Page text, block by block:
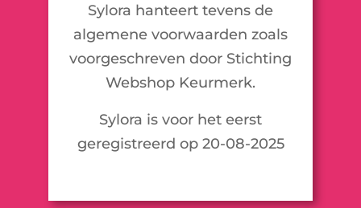
Sylora hanteert tevens de
algemene voorwaarden zoals
voorgeschreven door Stichting
Webshop Keurmerk.
Sylora is voor het eerst
geregistreerd op 20-08-2025